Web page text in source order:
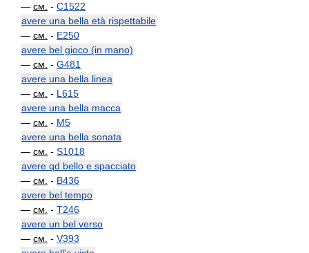
— см. - C1522
avere una bella età rispettabile
— см. - E250
avere bel gioco (in mano)
— см. - G481
avere una bella linea
— см. - L615
avere una bella macca
— см. - M5
avere una bella sonata
— см. - S1018
avere qd bello e spacciato
— см. - B436
avere bel tempo
— см. - T246
avere un bel verso
— см. - V393